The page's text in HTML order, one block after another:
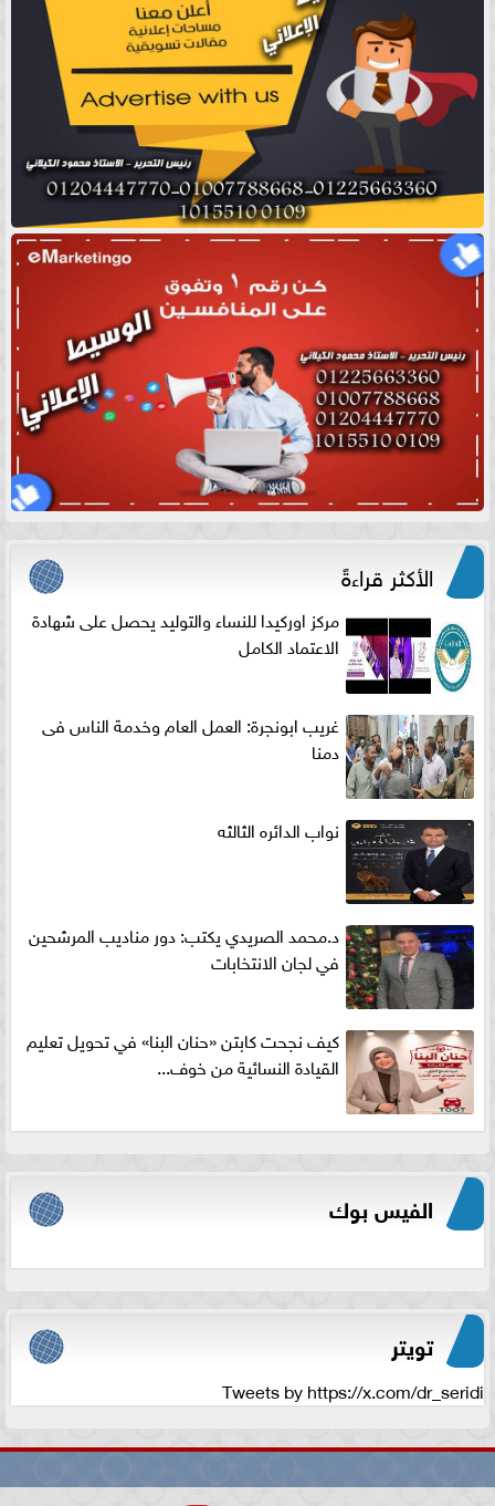
الأكثر قراءةً
مركز اوركيدا للنساء والتوليد يحصل على شهادة
الاعتماد الكامل
غريب ابونجرة: العمل العام وخدمة الناس فى
دمنا
نواب الدائره الثالثه
د.محمد الصريدي يكتب: دور مناديب المرشحين
في لجان الانتخابات
كيف نجحت كابتن «حنان البنا» في تحويل تعليم
القيادة النسائية من خوف...
الفيس بوك
تويتر
Tweets by https://x.com/dr_seridi